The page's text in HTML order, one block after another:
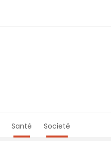
Santé Societé